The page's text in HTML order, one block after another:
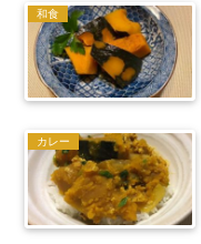
和食
カレー